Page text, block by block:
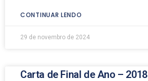
CONTINUAR LENDO
29 de novembro de 2024
Carta de Final de Ano – 2018